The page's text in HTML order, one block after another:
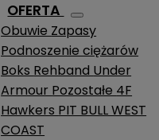
OFERTA
Obuwie Zapasy
Podnoszenie ciężarów
Boks Rehband Under
Armour Pozostałe 4F
Hawkers PIT BULL WEST
COAST